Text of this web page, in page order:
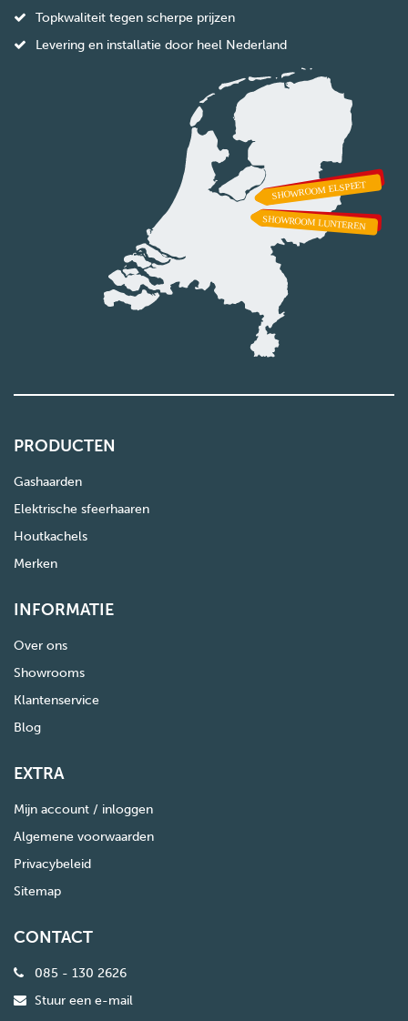
Topkwaliteit tegen scherpe prijzen
Levering en installatie door heel Nederland
PRODUCTEN
Gashaarden
Elektrische sfeerhaaren
Houtkachels
Merken
INFORMATIE
Over ons
Showrooms
Klantenservice
Blog
EXTRA
Mijn account / inloggen
Algemene voorwaarden
Privacybeleid
Sitemap
CONTACT
085 - 130 2626
Stuur een e-mail